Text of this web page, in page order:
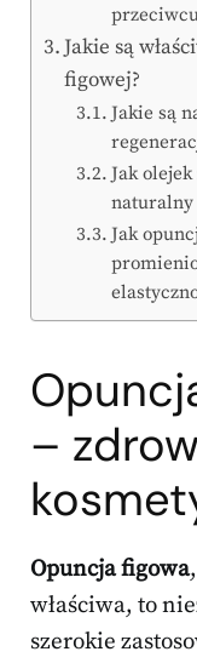
Jakie są
figowej?
Jakie są
Jak
naturalny
Jak
–
Opuncja figowa
właściwa, to
szerokie